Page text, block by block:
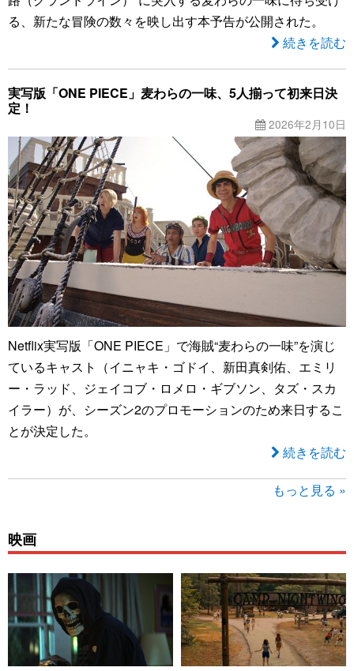
る、新たな冒険の数々を映し出す本予告が公開された。
続きを読む
実写版「ONE PIECE」麦わらの一味、5人揃って初来日決
定！
2026年2月10日
Netflix実写版「ONE PIECE」で海賊“麦わらの一味”を演じ
ているキャスト（イニャキ・ゴドイ、新田真剣佑、エミリ
ー・ラッド、ジェイコブ・ロメロ・ギブソン、タズ・スカ
イラー）が、シーズン2のプロモーションのため来日するこ
とが決定した。
続きを読む
もっと見る »
映画